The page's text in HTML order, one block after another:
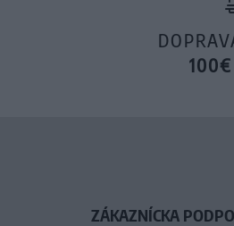
ZÁKAZNÍCKA